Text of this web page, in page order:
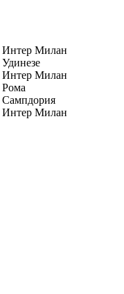
Интер Милан
Удинезе
Интер Милан
Рома
Сампдория
Интер Милан